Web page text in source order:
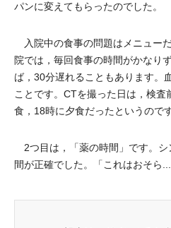
パンに変えてもらったのでした。
入院中の食事の問題はメニュー
院では，毎回食事の時間がかなり
ば，30分遅れることもあります。
ことです。CTを撮った日は，検
食，18時に夕食だったというのです
2つ目は，「薬の時間」です。シ
間が正確でした。「これはおそら...